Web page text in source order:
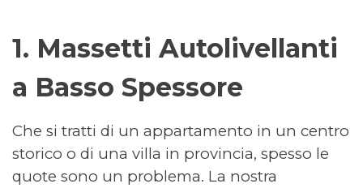
1. Massetti Autolivellanti
a Basso Spessore
Che si tratti di un appartamento in un centro
storico o di una villa in provincia, spesso le
quote sono un problema. La nostra